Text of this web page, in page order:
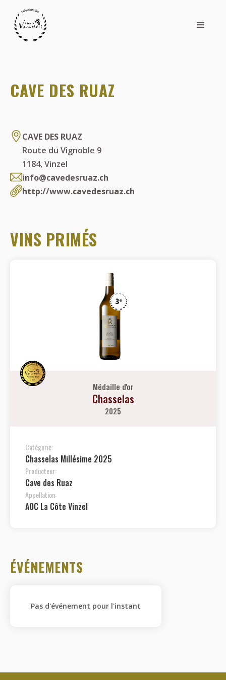
CAVE DES RUAZ
CAVE DES RUAZ
Route du Vignoble 9
1184,Vinzel
info@cavedesruaz.ch
http://www.cavedesruaz.ch
VINS PRIMÉS
Médaille d'or
Chasselas
2025
Catégorie:
Chasselas Millésime 2025
Producteur:
Cave des Ruaz
Appellation:
AOC La Côte Vinzel
ÉVÉNEMENTS
Pas d'événement pour l'instant